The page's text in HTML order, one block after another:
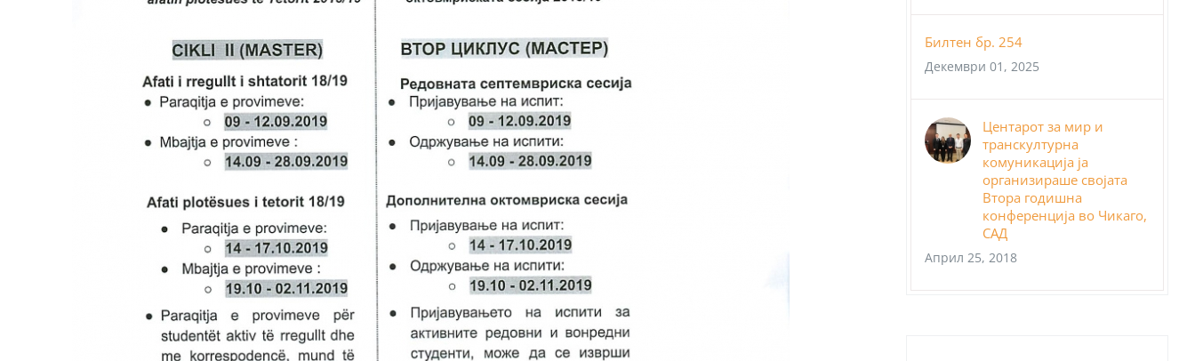
Билтен бр. 254
Декември 01, 2025
Центарот за мир и
транскултурна
комуникација ја
организираше својата
Втора годишна
конференција во Чикаго,
САД
Април 25, 2018